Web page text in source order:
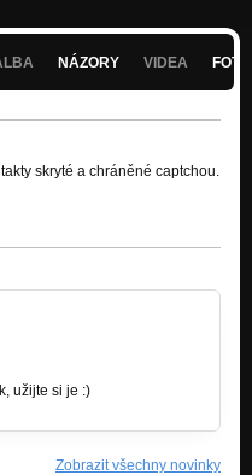
NÁZORY VIDEA
skryté a chráněné captchou.
užijte si je :)
Zobrazit všechny novinky